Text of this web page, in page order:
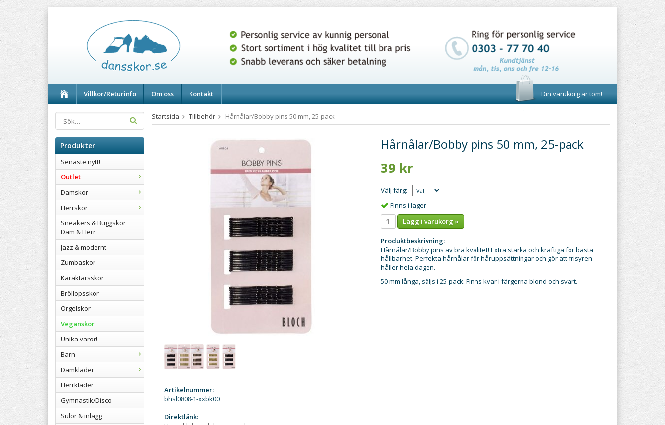
Villkor/Returinfo Om oss Kontakt Din varukorg är tom!
Produkter
Senaste nytt!
Outlet
Damskor
Herrskor
Sneakers & Buggskor
Dam & Herr
Jazz & modernt
Zumbaskor
Karaktärsskor
Bröllopsskor
Orgelskor
Veganskor
Unika varor!
Barn
Damkläder
Herrkläder
Gymnastik/Disco
Sulor & inlägg
Startsida Tillbehör Hårnålar/Bobby pins 50 mm, 25-pack
Hårnålar/Bobby pins 50 mm, 25-pack
39 kr
Välj färg:
Finns i lager
Lägg i varukorg »
Produktbeskrivning:
Hårnålar/Bobby pins av bra kvalitet! Extra starka och kraftiga för bästa
hållbarhet. Perfekta hårnålar för håruppsättningar och gör att frisyren
håller hela dagen.
50 mm långa, säljs i 25-pack. Finns kvar i färgerna blond och svart.
Artikelnummer:
bhsl0808-1-xxbk00
Direktlänk: